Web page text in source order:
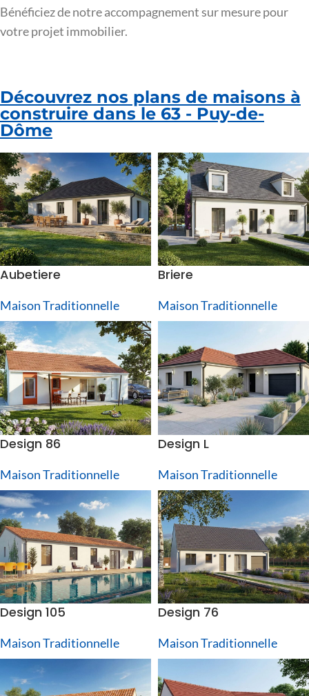
Bénéficiez de notre accompagnement sur mesure pour
votre projet immobilier.
Découvrez nos plans de maisons à
construire dans le 63 - Puy-de-
Dôme
Aubetiere
Maison Traditionnelle
Briere
Maison Traditionnelle
Design 86
Maison Traditionnelle
Design L
Maison Traditionnelle
Design 105
Maison Traditionnelle
Design 76
Maison Traditionnelle